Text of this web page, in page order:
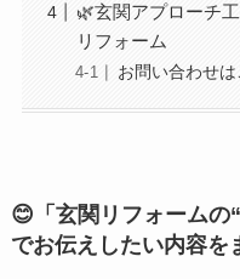
🌿玄関アプローチ
リフォーム
お問い合わせ
😊 「玄関リフォームの“
でお伝えしたい内容を